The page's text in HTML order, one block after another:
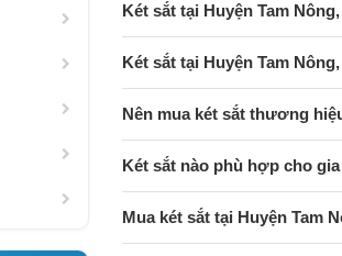
Két sắt tại Huyện Tam
Két sắt tại Huyện Tam
Nên mua két sắt thương
Két sắt nào phù hợp cho
Mua két sắt tại Huyện Tam